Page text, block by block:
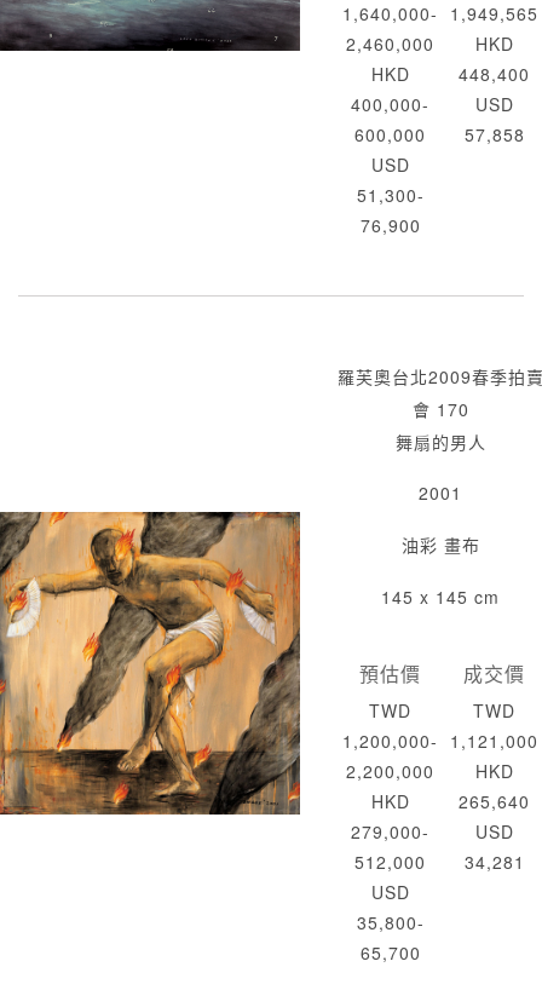
1,640,000-
2,460,000
HKD
400,000-
600,000
USD
51,300-
76,900
1,949,565
HKD
448,400
USD
57,858
羅芙奧台北2009春季拍
會 170
舞扇的男人
2001
油彩 畫布
145 x 145 cm
預估價
TWD
1,200,000-
2,200,000
HKD
279,000-
512,000
USD
35,800-
65,700
成交價
TWD
1,121,000
HKD
265,640
USD
34,281